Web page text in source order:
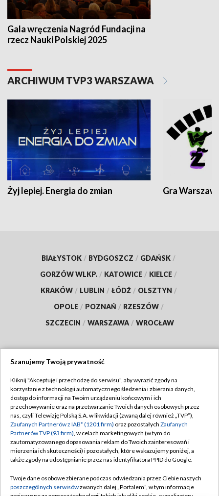
Gala wręczenia Nagród Fundacji na
rzecz Nauki Polskiej 2025
ARCHIWUM TVP3 WARSZAWA
Żyj lepiej. Energia do zmian Gra
BIAŁYSTOK / BYDGOSZCZ / GDAŃSK /
GORZÓW WLKP. / KATOWICE / KIELCE /
KRAKÓW / LUBLIN / ŁÓDŹ / OLSZTYN /
OPOLE / POZNAŃ / RZESZÓW /
SZCZECIN / WARSZAWA / WROCŁAW
TVP
Abonament TVP
Emisja w TVP
Centrum informacji TVP
Naziemna Telewizja Cyfrowa
Rada Programowa
Regulamin TVP
Polityka prywatności
Moje zgody
Pomoc
Kontakt
Szanujemy Twoją prywatność
Kliknij "Akceptuję i przechodzę do serwisu", aby wyrazić zgody na
korzystanie z technologii automatycznego śledzenia i zbierania danych,
dostęp do informacji na Twoim urządzeniu końcowym i ich
przechowywanie oraz na przetwarzanie Twoich danych osobowych przez
nas, czyli Telewizję Polską S.A. w likwidacji (zwaną dalej również „TVP”),
Zaufanych Partnerów z IAB* (1201 firm) oraz pozostałych Zaufanych
Partnerów TVP (93 firm), w celach marketingowych (w tym do
zautomatyzowanego dopasowania reklam do Twoich zainteresowań i
mierzenia ich skuteczności) i pozostałych, które wskazujemy poniżej, a
także zgody na udostępnianie przez nas identyfikatora PPID do Google.
Twoje dane osobowe zbierane podczas odwiedzania przez Ciebie naszych
poszczególnych serwisówzwanych dalej „Portalem”, w tym informacje